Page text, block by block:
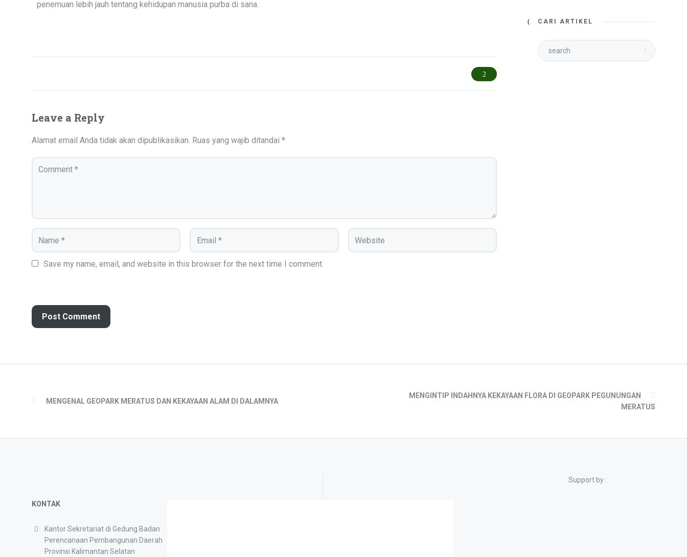
penemuan lebih jauh tentang kehidupan manusia purba di sana.
Leave a Reply
Alamat email Anda tidak akan dipublikasikan. Ruas yang wajib ditandai *
Save my name, email, and website in this browser for the next time I comment.
CARI ARTIKEL
MENGENAL GEOPARK MERATUS DAN KEKAYAAN ALAM DI DALAMNYA
MENGINTIP INDAHNYA KEKAYAAN FLORA DI GEOPARK PEGUNUNGAN
MERATUS
KONTAK
Kantor Sekretariat di Gedung Badan
Perencanaan Pembangunan Daerah
Provinsi Kalimantan Selatan
Support by :